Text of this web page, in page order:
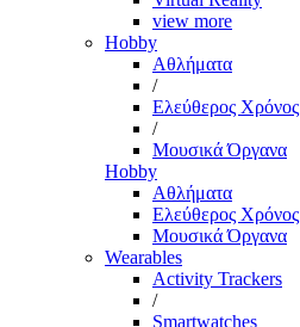
view more
Hobby
Αθλήματα
/
Ελεύθερος Χρόνος
/
Μουσικά Όργανα
Hobby
Αθλήματα
Ελεύθερος Χρόνος
Μουσικά Όργανα
Wearables
Activity Trackers
/
Smartwatches